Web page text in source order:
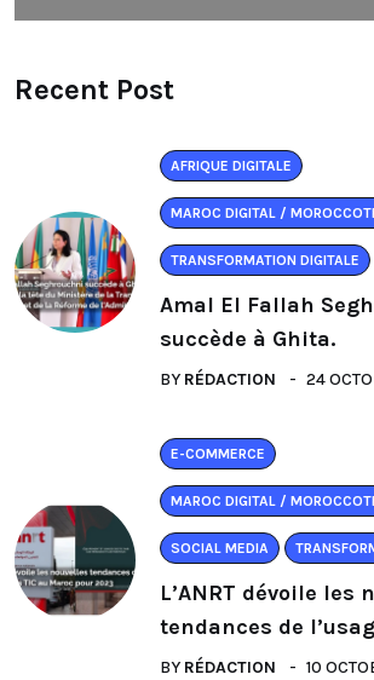
Recent Post
AFRIQUE DIGITALE
MAROC DIGITAL /
TRANSFORMATION DIGITALE
Amal El Fallah
succède à Ghita.
BY RÉDACTION 24
E-COMMERCE
MAROC DIGITAL /
SOCIAL MEDIA
L’ANRT dévoile les
tendances de
BY RÉDACTION 10